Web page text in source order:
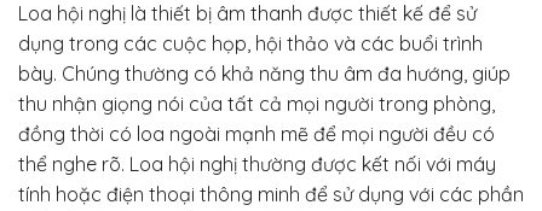
Loa hội nghị là thiết bị âm thanh được thiết kế để sử
dụng trong các cuộc họp, hội thảo và các buổi trình
bày. Chúng thường có khả năng thu âm đa hướng, giúp
thu nhận giọng nói của tất cả mọi người trong phòng,
đồng thời có loa ngoài mạnh mẽ để mọi người đều có
thể nghe rõ. Loa hội nghị thường được kết nối với máy
tính hoặc điện thoại thông minh để sử dụng với các phần